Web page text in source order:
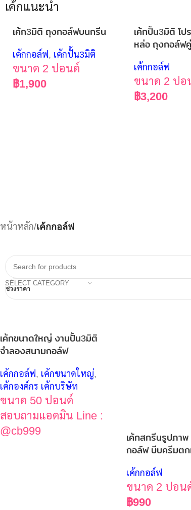
เค้กแนะนำ
เค้ก3มิติ ถุงกอล์ฟบนกรีน
เค้กกอล์ฟ, เค้กปั้น3มิติ
ขนาด 2 ปอนด์
฿1,900
เค้กปั้น3มิติ โ
หล่อ ถุงกอล์ฟ
เค้กกอล์ฟ
ขนาด 2 ปอ
฿3,200
หน้าหลัก/เค้กกอล์ฟ
SELECT CATEGORY
ช่วงราคา
เค้กขนาดใหญ่ งานปั้น3มิติ
จำลองสนามกอล์ฟ
เค้กกอล์ฟ, เค้กขนาดใหญ่,
เค้กองค์กร เค้กบริษัท
ขนาด 50 ปอนด์
สอบถามแอดมิน Line :
@cb999
เค้กสกรีนรูปภา
กอล์ฟ บีบครีมต
เค้กกอล์ฟ
ขนาด 2 ปอน
฿990